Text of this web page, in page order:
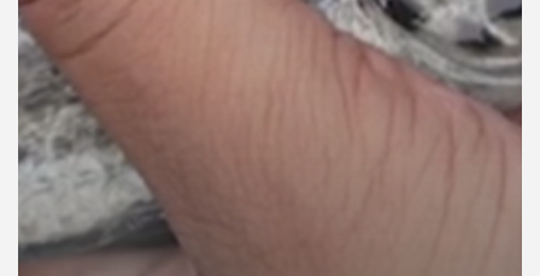
เกี่ยว
กับ
เรา
ข่าย
วิทยุ